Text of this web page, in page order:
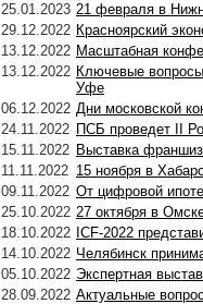
25.01.2023 21 февраля в
29.12.2022 Красноярский
13.12.2022 Масштабная
13.12.2022 Ключевые
Уфе
06.12.2022 Дни московской
24.11.2022 ПСБ проведет II
15.11.2022 Выставка
11.11.2022 15 ноября в
09.11.2022 От цифровой
25.10.2022 27 октября в
18.10.2022 ICF-2022
14.10.2022 Челябинск
05.10.2022 Экспертная
28.09.2022 Актуальные